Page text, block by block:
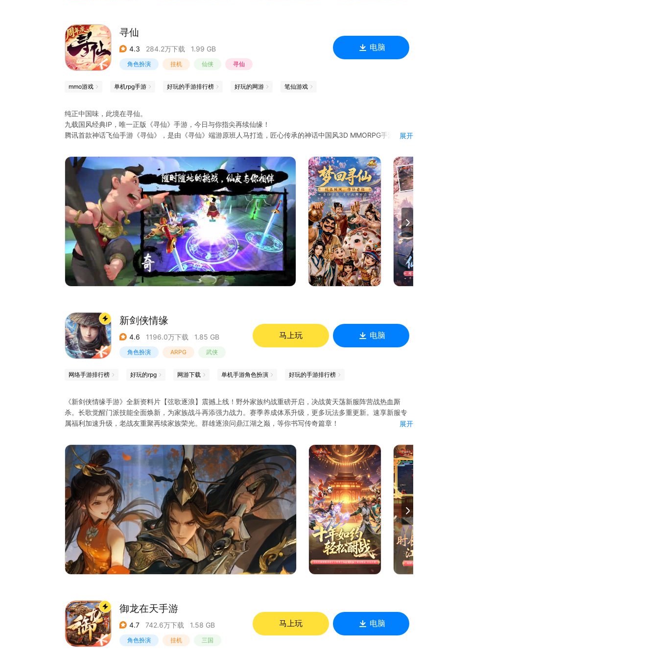
寻仙
4.3 284.2万下载 1.99 GB
角色扮演 挂机 仙侠 寻仙
电脑
mmo游戏 单机rpg手游 好玩的手游排行榜 好玩的网游 笔仙游戏
纯正中国味，此境在寻仙。
九载国风经典IP，唯一正版《寻仙》手游，今日与你指尖再续仙缘！
腾讯首款神话飞仙手游《寻仙》，是由《寻仙》端游原班人马打造，匠心传承的神话中国风3D MMORPG手游。游
法宝对战等，无不蕴含中国民间神话的文化底蕴。
作为《寻仙》唯一正版手游，游戏在还原端游经典大世界探索、多人副本的玩法基础上，游戏中独家的多人共乘神
宠对战玩法、自由凌云飞行玩法，都将为你带来不一样的指尖修仙斗神、畅快战斗感！
展开
新剑侠情缘
4.6 1196.0万下载 1.85 GB
角色扮演 ARPG 武侠
马上玩 电脑
网络手游排行榜 好玩的rpg 网游下载 单机手游角色扮演 好玩的手游排行榜
《新剑侠情缘手游》全新资料片【弦歌逐浪】震撼上线！野外家族约战重磅开启，决战黄天荡新服阵营战热血厮
杀。长歌觉醒门派技能全面焕新，为家族战斗再添强力战力。赛季养成体系升级，更多玩法多重更新。速享新服专
属福利加速升级，老战友重聚再续家族荣光。群雄逐浪问鼎江湖之巅，等你书写传奇篇章！
〓 本次更新 〓
【三军逐浪起，战歌响云霄】
《新剑侠情缘手游》全新资料片【弦歌逐浪】重磅更新，野外家族约战全新上线，重回2016家族战斗热血！
【觉醒破长空，长歌震九霄】
一曲回鸣，世家崛起，长歌觉醒门派技能全面升级！
【赛季烽烟起，问鼎新巅峰】
全新赛季养成体系升级，更多玩法多重更新！
【昔日领风骚，今朝再集结】
千位传奇家族领袖回归坐镇，当年的指挥发出今日的集结号！
展开
御龙在天手游
4.7 742.6万下载 1.58 GB
角色扮演 挂机 三国
马上玩 电脑